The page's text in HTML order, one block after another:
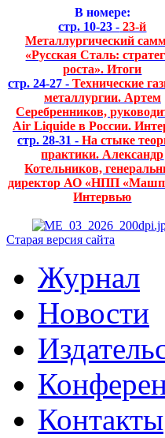
В номере:
стр. 10-23 - 23-й
Металлургический
«Русская Сталь:
роста». Итоги
стр. 24-27 - Технические
металлургии. Артем
Серебренников,
Air Liquide в России.
стр. 28-31 - На стыке
практики. Александр
Котельников,
директор АО «НПП
Интервью
Старая версия сайта
Журнал
Новости
Контакты